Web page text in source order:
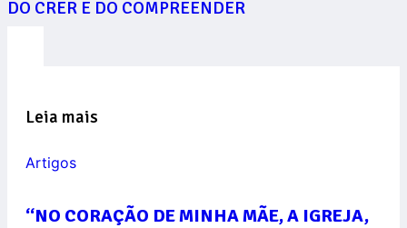
DO CRER E DO COMPREENDER
Leia mais
Artigos
“NO CORAÇÃO DE MINHA MÃE, A IGREJA,